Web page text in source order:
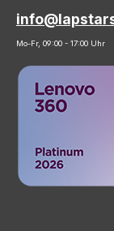
Mo-Fr, 09:00 - 17:00 Uhr